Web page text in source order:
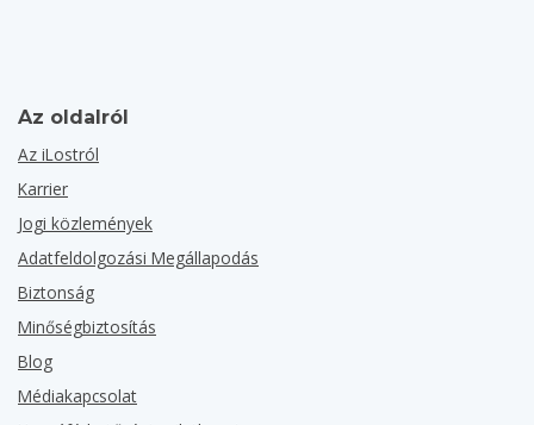
Az oldalról
Az iLostról
Karrier
Jogi közlemények
Adatfeldolgozási Megállapodás
Biztonság
Minőségbiztosítás
Blog
Médiakapcsolat